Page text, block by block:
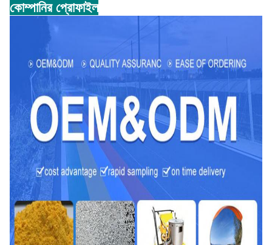
কোম্পানির প্রোফাইল